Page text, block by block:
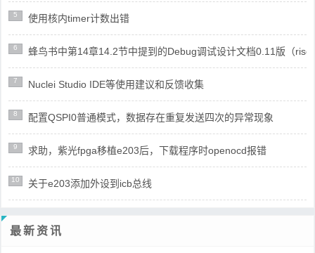
5 使用核内timer计数出错
6 蜂鸟书中第14章14.2节中提到的Debug调试设计文档0.11版（
7 Nuclei Studio IDE等使用建议和反馈收集
8 配置QSPI0普通模式，数据存在重复发送四次的异常现象
9 求助，紫光fpga移植e203后，下载程序时openocd报错
10 关于e203添加外设到icb总线
最新资讯